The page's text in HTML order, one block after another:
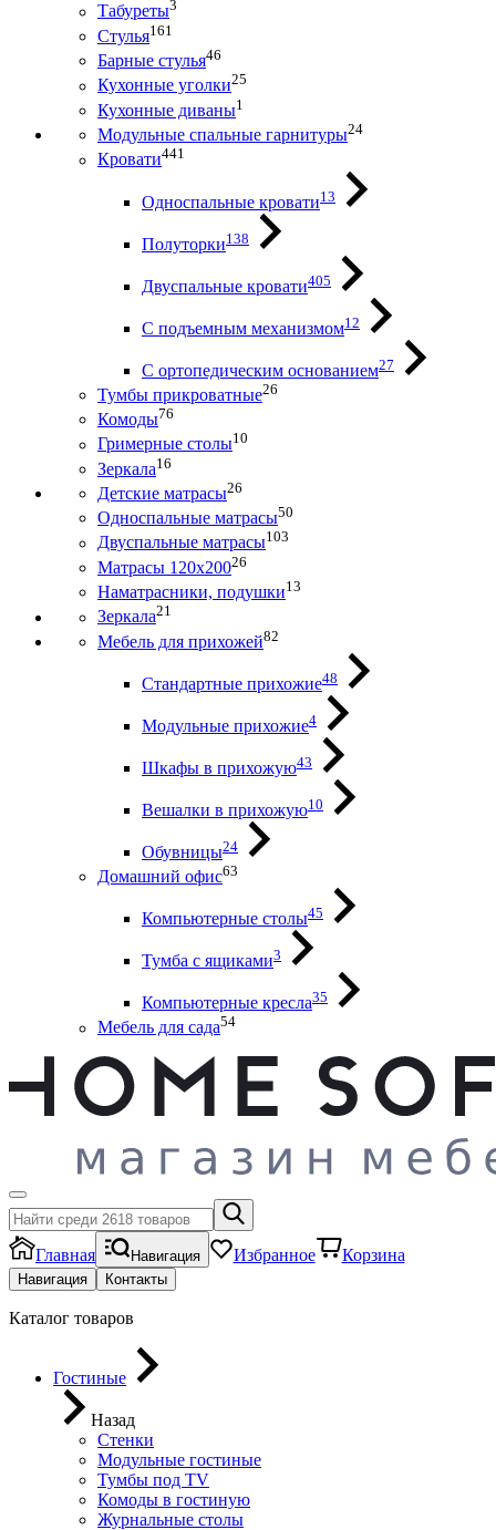
Табуреты3
Стулья161
Барные стулья46
Кухонные уголки25
Кухонные диваны1
Модульные спальные гарнитуры24
Кровати441
Односпальные кровати13
Полуторки138
Двуспальные кровати405
С подъемным механизмом12
С ортопедическим основанием27
Тумбы прикроватные26
Комоды76
Гримерные столы10
Зеркала16
Детские матрасы26
Односпальные матрасы50
Двуспальные матрасы103
Матрасы 120х20026
Наматрасники, подушки13
Зеркала21
Мебель для прихожей82
Стандартные прихожие48
Модульные прихожие4
Шкафы в прихожую43
Вешалки в прихожую10
Обувницы24
Домашний офис63
Компьютерные столы45
Тумба с ящиками3
Компьютерные кресла35
Мебель для сада54
Главная Навигация Избранное Корзина
Навигация Контакты
Каталог товаров
Гостиные
Назад
Стенки
Модульные гостиные
Тумбы под ТV
Комоды в гостиную
Журнальные столы